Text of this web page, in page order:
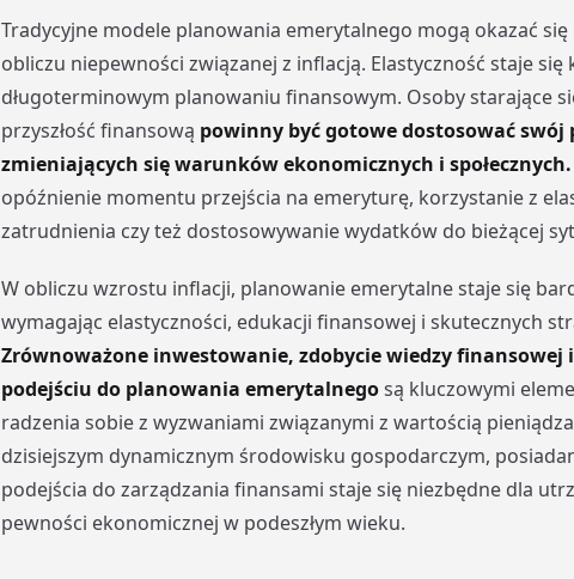
Tradycyjne modele planowania emerytalnego mogą okazać
obliczu niepewności związanej z inflacją. Elastyczność staje
długoterminowym planowaniu finansowym. Osoby starające
przyszłość finansową powinny być gotowe dostosować
zmieniających się warunków ekonomicznych i społecznych.
opóźnienie momentu przejścia na emeryturę, korzystanie z
zatrudnienia czy też dostosowywanie wydatków do bieżącej
W obliczu wzrostu inflacji, planowanie emerytalne staje się
wymagając elastyczności, edukacji finansowej i skutecznych
Zrównoważone inwestowanie, zdobycie wiedzy finansowej
podejściu do planowania emerytalnegosą kluczowymi
radzenia sobie z wyzwaniami związanymi z wartością
dzisiejszym dynamicznym środowisku gospodarczym,
podejścia do zarządzania finansami staje się niezbędne dla
pewności ekonomicznej w podeszłym wieku.